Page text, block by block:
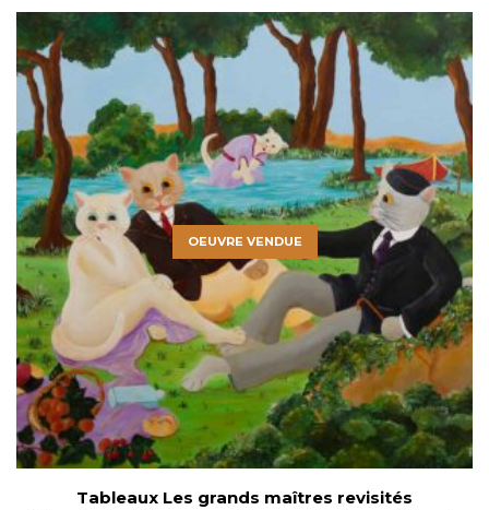
OEUVRE VENDUE
Tableaux Les grands maîtres revisités